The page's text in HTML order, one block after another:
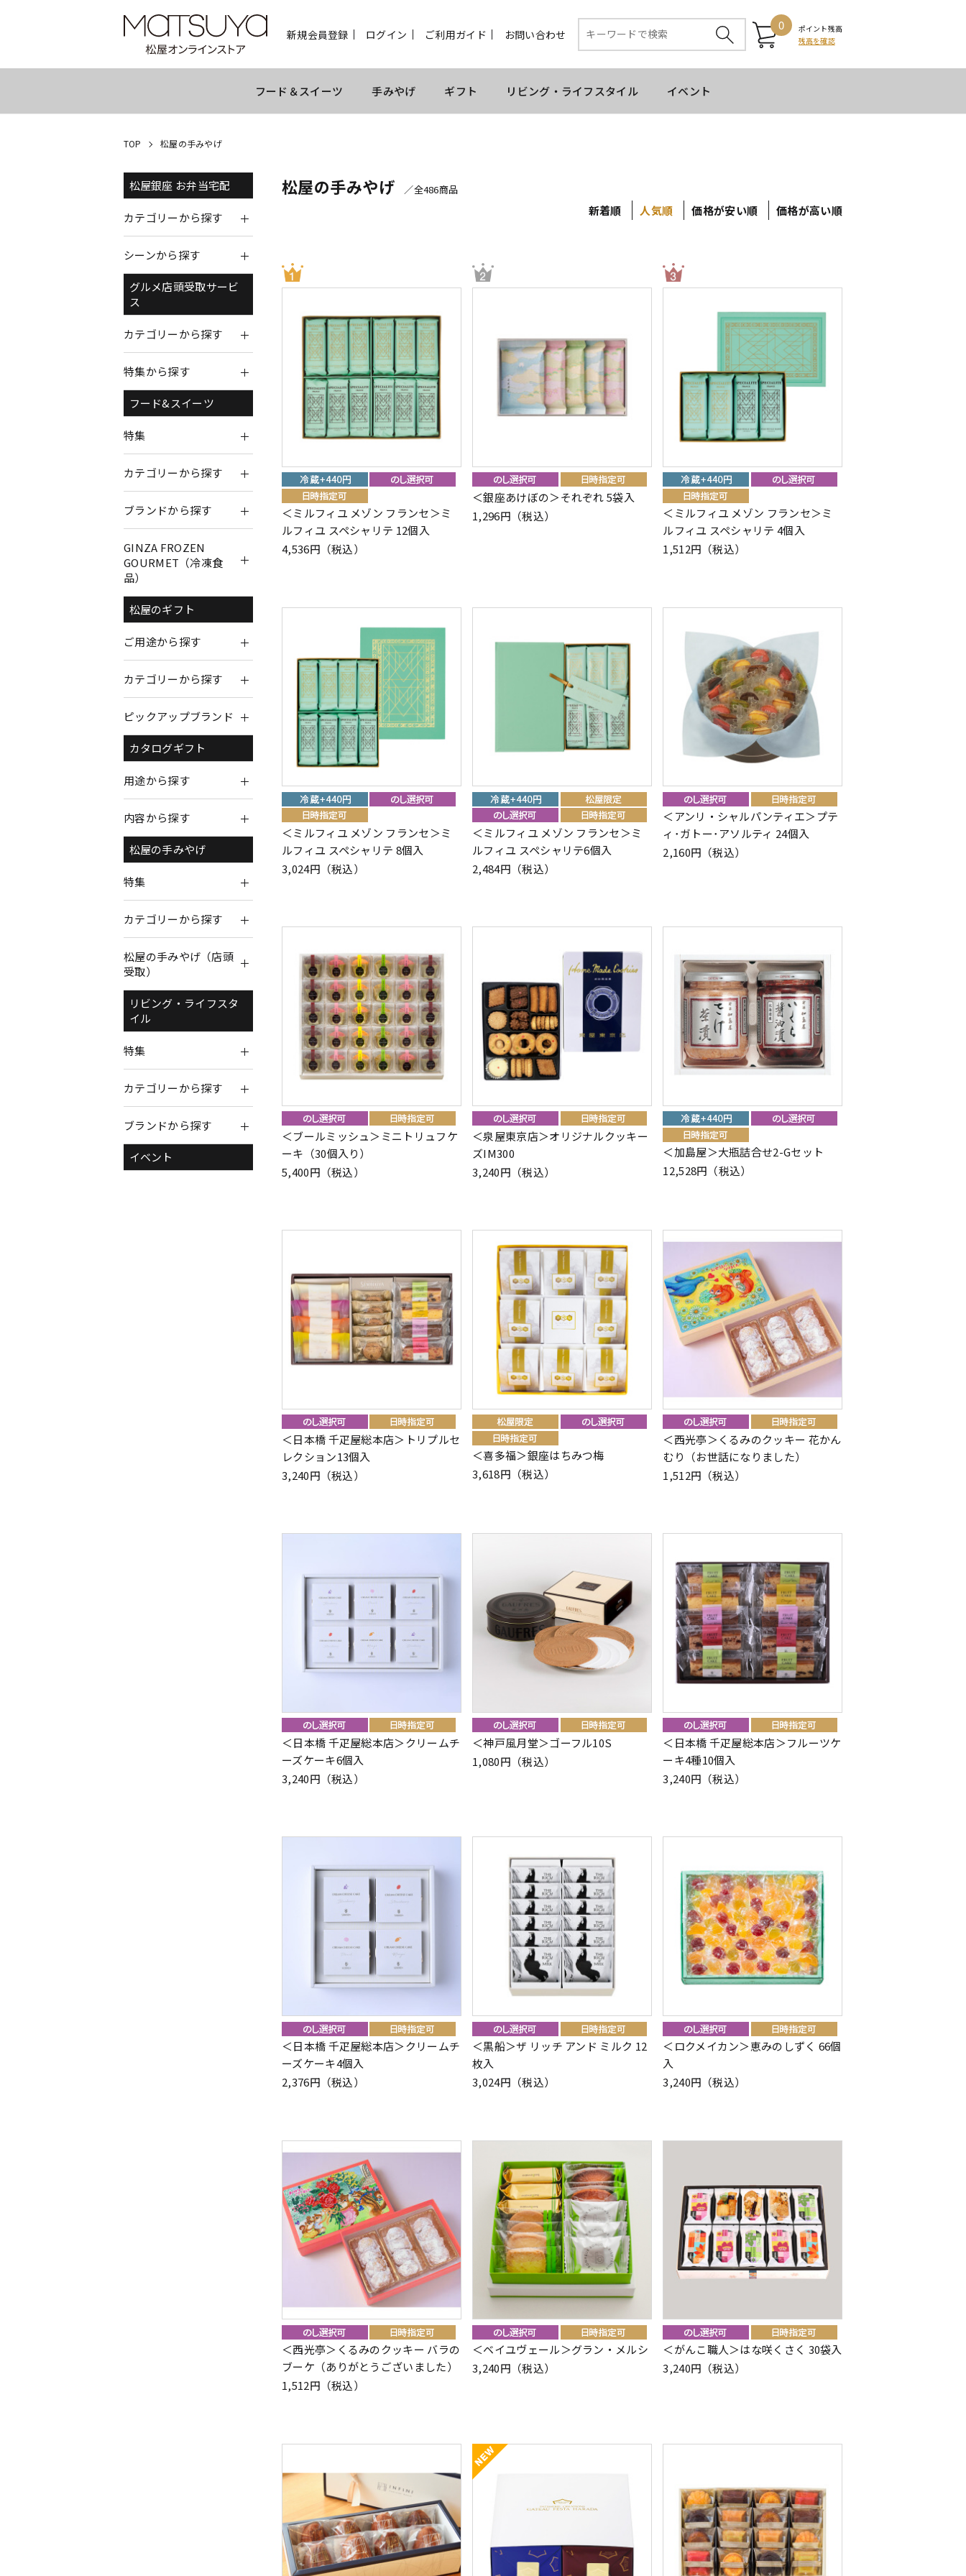
新規会員登録 ログイン ご利用ガイド お問い合わせ
0
ポイント残高
残高を確認
フード＆スイーツ 手みやげ ギフト リビング・ライフスタイル イベント
TOP 松屋の手みやげ
松屋銀座 お弁当宅配
カテゴリーから探す
シーンから探す
グルメ店頭受取サービ
ス
カテゴリーから探す
特集から探す
フード&スイーツ
特集
カテゴリーから探す
ブランドから探す
GINZA FROZEN
GOURMET（冷凍食
品）
松屋のギフト
ご用途から探す
カテゴリーから探す
ピックアップブランド
カタログギフト
用途から探す
内容から探す
松屋の手みやげ
特集
カテゴリーから探す
松屋の手みやげ（店頭
受取）
リビング・ライフスタ
イル
特集
カテゴリーから探す
ブランドから探す
イベント
松屋の手みやげ ／全486商品
新着順 人気順 価格が安い順 価格が高い順
＜ミルフィユ メゾン フランセ＞ミ
ルフィユ スペシャリテ 12個入
4,536円（税込）
＜銀座あけぼの＞それぞれ 5袋入
1,296円（税込）
＜ミルフィユ メゾン フランセ＞ミ
ルフィユ スペシャリテ 4個入
1,512円（税込）
＜ミルフィユ メゾン フランセ＞ミ
ルフィユ スペシャリテ 8個入
3,024円（税込）
＜ミルフィユ メゾン フランセ＞ミ
ルフィユ スペシャリテ6個入
2,484円（税込）
＜アンリ・シャルパンティエ＞プテ
ィ･ガトー･アソルティ 24個入
2,160円（税込）
＜ブールミッシュ＞ミニトリュフケ
ーキ（30個入り）
5,400円（税込）
＜泉屋東京店＞オリジナルクッキー
ズIM300
3,240円（税込）
＜加島屋＞大瓶詰合せ2-Gセット
12,528円（税込）
＜日本橋 千疋屋総本店＞トリプルセ
レクション13個入
3,240円（税込）
＜喜多福＞銀座はちみつ梅
3,618円（税込）
＜西光亭＞くるみのクッキー 花かん
むり（お世話になりました）
1,512円（税込）
＜日本橋 千疋屋総本店＞クリームチ
ーズケーキ6個入
3,240円（税込）
＜神戸風月堂＞ゴーフル10S
1,080円（税込）
＜日本橋 千疋屋総本店＞フルーツケ
ーキ4種10個入
3,240円（税込）
＜日本橋 千疋屋総本店＞クリームチ
ーズケーキ4個入
2,376円（税込）
＜黒船＞ザ リッチ アンド ミルク 12
枚入
3,024円（税込）
＜ロクメイカン＞恵みのしずく 66個
入
3,240円（税込）
＜西光亭＞くるみのクッキー バラの
ブーケ（ありがとうございました）
1,512円（税込）
＜ベイユヴェール＞グラン・メルシ
3,240円（税込）
＜がんこ職人＞はな咲くさく 30袋入
3,240円（税込）